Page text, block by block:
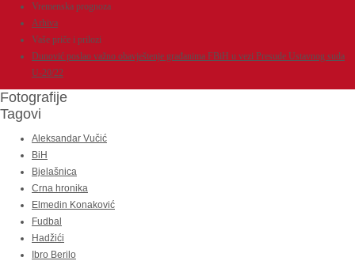
Vremenska prognoza
Arhiva
Vaše priče i prilozi
Dunović poslao važno obavještenje građanima FBiH u vezi Presude Ustavnog suda
U-20/22
Fotografije
Tagovi
Aleksandar Vučić
BiH
Bjelašnica
Crna hronika
Elmedin Konaković
Fudbal
Hadžići
Ibro Berilo